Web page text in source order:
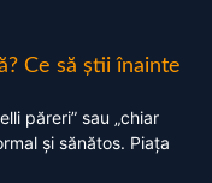
Ce să știi înainte
păreri” sau „chiar
și sănătos. Piața